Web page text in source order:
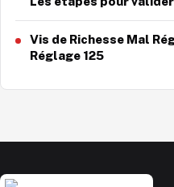
Vis de Richesse Mal
Réglage 125